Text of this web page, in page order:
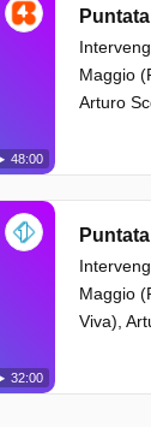
48:00
Maggio
Arturo
32:00
Maggio
Viva),